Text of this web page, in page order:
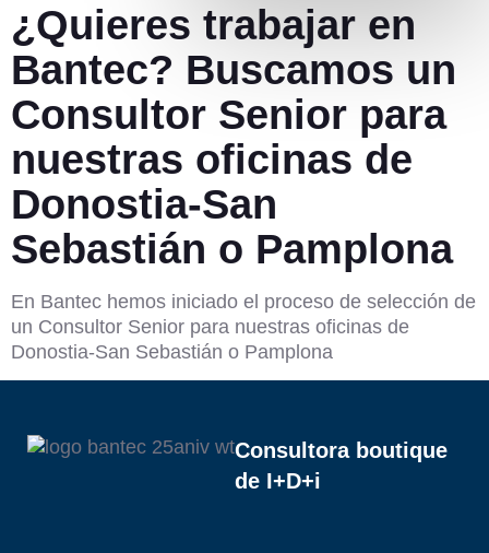
¿Quieres trabajar en
Bantec? Buscamos un
Consultor Senior para
nuestras oficinas de
Donostia-San
Sebastián o Pamplona
En Bantec hemos iniciado el proceso de selección de
un Consultor Senior para nuestras oficinas de
Donostia-San Sebastián o Pamplona
Consultora boutique
de I+D+i